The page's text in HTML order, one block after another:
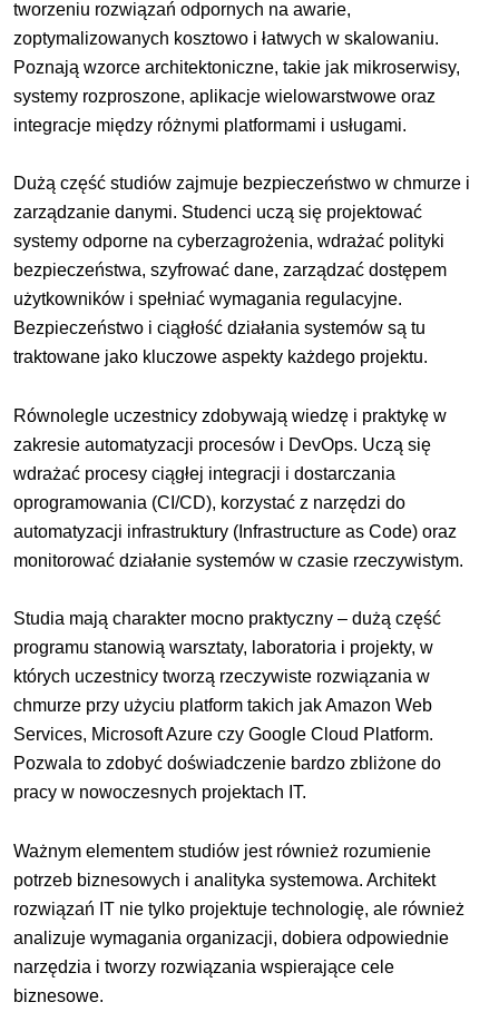
tworzeniu rozwiązań odpornych na awarie,
zoptymalizowanych kosztowo i łatwych w skalowaniu.
Poznają wzorce architektoniczne, takie jak mikroserwisy,
systemy rozproszone, aplikacje wielowarstwowe oraz
integracje między różnymi platformami i usługami.
Dużą część studiów zajmuje bezpieczeństwo w chmurze i
zarządzanie danymi. Studenci uczą się projektować
systemy odporne na cyberzagrożenia, wdrażać polityki
bezpieczeństwa, szyfrować dane, zarządzać dostępem
użytkowników i spełniać wymagania regulacyjne.
Bezpieczeństwo i ciągłość działania systemów są tu
traktowane jako kluczowe aspekty każdego projektu.
Równolegle uczestnicy zdobywają wiedzę i praktykę w
zakresie automatyzacji procesów i DevOps. Uczą się
wdrażać procesy ciągłej integracji i dostarczania
oprogramowania (CI/CD), korzystać z narzędzi do
automatyzacji infrastruktury (Infrastructure as Code) oraz
monitorować działanie systemów w czasie rzeczywistym.
Studia mają charakter mocno praktyczny – dużą część
programu stanowią warsztaty, laboratoria i projekty, w
których uczestnicy tworzą rzeczywiste rozwiązania w
chmurze przy użyciu platform takich jak Amazon Web
Services, Microsoft Azure czy Google Cloud Platform.
Pozwala to zdobyć doświadczenie bardzo zbliżone do
pracy w nowoczesnych projektach IT.
Ważnym elementem studiów jest również rozumienie
potrzeb biznesowych i analityka systemowa. Architekt
rozwiązań IT nie tylko projektuje technologię, ale również
analizuje wymagania organizacji, dobiera odpowiednie
narzędzia i tworzy rozwiązania wspierające cele
biznesowe.